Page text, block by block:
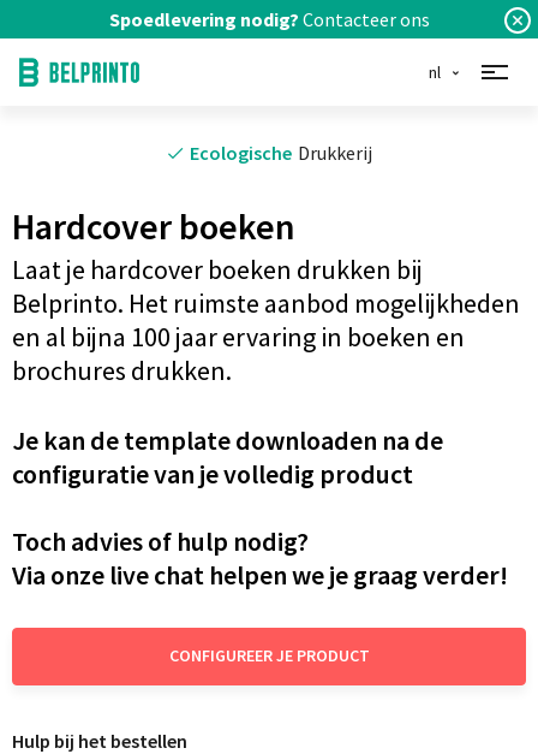
Spoedlevering nodig? Contacteer ons
nl
Ecologische Drukkerij
Hardcover boeken
Laat je hardcover boeken drukken bij
Belprinto. Het ruimste aanbod mogelijkheden
en al bijna 100 jaar ervaring in boeken en
brochures drukken.
Je kan de template downloaden na de
configuratie van je volledig product
Toch advies of hulp nodig?
Via onze live chat helpen we je graag verder!
CONFIGUREER JE PRODUCT
Hulp bij het bestellen